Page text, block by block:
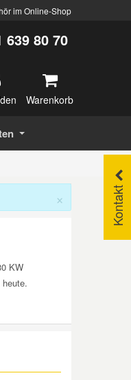
im Online-Shop
639 80 70
Warenkorb
Kontakt
×
KW